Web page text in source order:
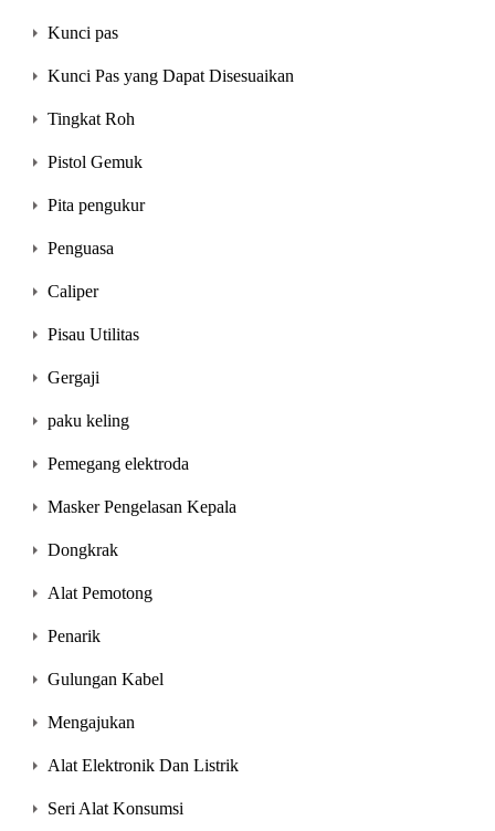
Kunci pas
Kunci Pas yang Dapat Disesuaikan
Tingkat Roh
Pistol Gemuk
Pita pengukur
Penguasa
Caliper
Pisau Utilitas
Gergaji
paku keling
Pemegang elektroda
Masker Pengelasan Kepala
Dongkrak
Alat Pemotong
Penarik
Gulungan Kabel
Mengajukan
Alat Elektronik Dan Listrik
Seri Alat Konsumsi